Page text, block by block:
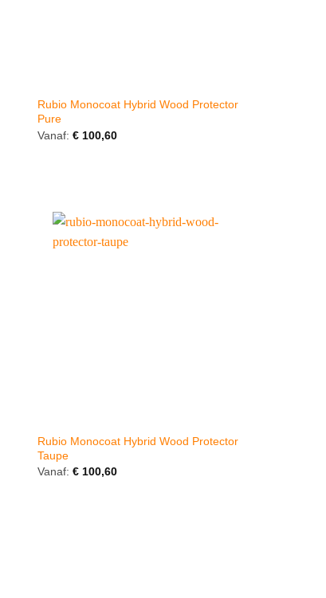
Rubio Monocoat Hybrid Wood Protector
Pure
Vanaf: €100,60
Rubio Monocoat Hybrid Wood Protector
Taupe
Vanaf: €100,60